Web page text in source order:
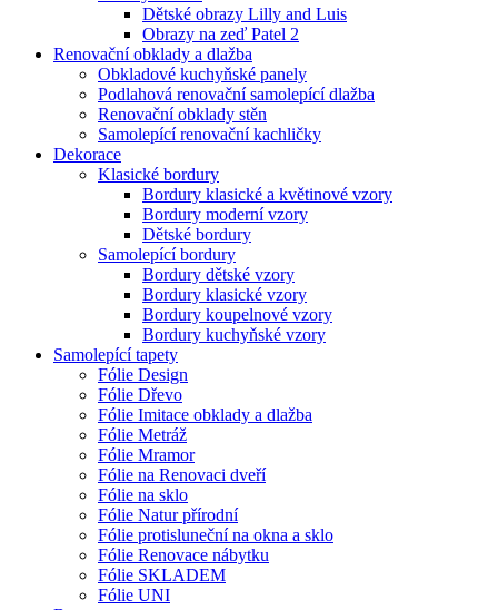
Dětské obrazy Lilly and Luis
Obrazy na zeď Patel 2
Renovační obklady a dlažba
Obkladové kuchyňské panely
Podlahová renovační samolepící dlažba
Renovační obklady stěn
Samolepící renovační kachličky
Dekorace
Klasické bordury
Bordury klasické a květinové vzory
Bordury moderní vzory
Dětské bordury
Samolepící bordury
Bordury dětské vzory
Bordury klasické vzory
Bordury koupelnové vzory
Bordury kuchyňské vzory
Samolepící tapety
Fólie Design
Fólie Dřevo
Fólie Imitace obklady a dlažba
Fólie Metráž
Fólie Mramor
Fólie na Renovaci dveří
Fólie na sklo
Fólie Natur přírodní
Fólie protisluneční na okna a sklo
Fólie Renovace nábytku
Fólie SKLADEM
Fólie UNI